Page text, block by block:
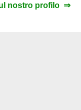
nostro profilo ⇒